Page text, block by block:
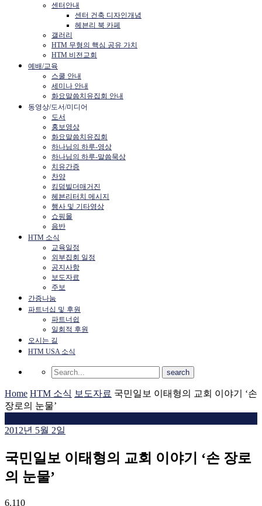
센터안내
센터 건축 디자인개념
헤븐리 북 카페
갤러리
HTM 무형의 핵심 공유 가치
HTM 비전교회
예배/교육
스쿨 안내
세미나 안내
화요말씀치유집회 안내
동영상/도서/미디어
도서
홍보영상
화요말씀치유집회
하나님의 하루-영상
하나님의 하루-말씀묵상
치유간증
찬양
킹덤빌더매거진
헤븐리터치 메시지
행사 및 기타영상
쇼핑몰
음반
HTM 소식
교육일정
외부집회 일정
공지사항
보도자료
주보
간증나눔
파트너십 및 후원
파트너쉽
일회적 후원
오시는 길
HTM USA 소식
Home HTM 소식 보도자료 국민일보 이태형의 교회 이야기 ‘손
장로의 눈물’
2012년 5월 2일
국민일보 이태형의 교회 이야기 ‘손 장로
의 눈물’
6.110